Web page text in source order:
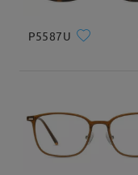
P5587U